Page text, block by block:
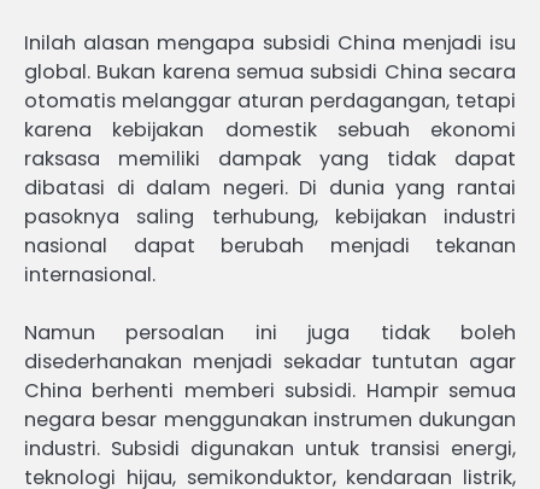
Inilah alasan mengapa subsidi China menjadi isu
global. Bukan karena semua subsidi China secara
otomatis melanggar aturan perdagangan, tetapi
karena kebijakan domestik sebuah ekonomi
raksasa memiliki dampak yang tidak dapat
dibatasi di dalam negeri. Di dunia yang rantai
pasoknya saling terhubung, kebijakan industri
nasional dapat berubah menjadi tekanan
internasional.
Namun persoalan ini juga tidak boleh
disederhanakan menjadi sekadar tuntutan agar
China berhenti memberi subsidi. Hampir semua
negara besar menggunakan instrumen dukungan
industri. Subsidi digunakan untuk transisi energi,
teknologi hijau, semikonduktor, kendaraan listrik,